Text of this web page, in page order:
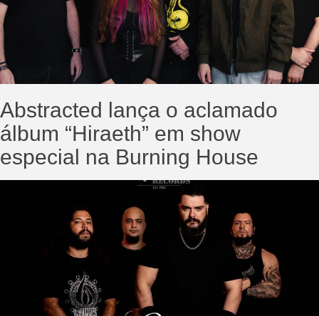
Abstracted lança o aclamado
álbum “Hiraeth” em show
especial na Burning House